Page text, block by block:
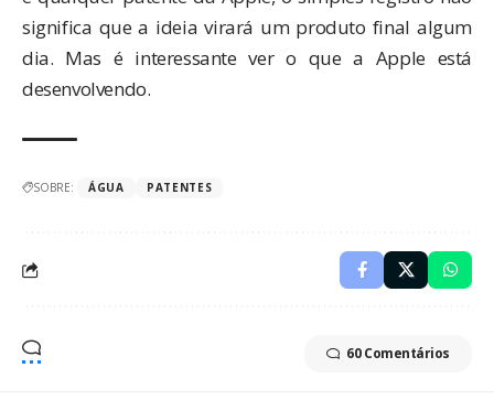
significa que a ideia virará um produto final algum
dia. Mas é interessante ver o que a Apple está
desenvolvendo.
SOBRE: ÁGUA PATENTES
60 Comentários